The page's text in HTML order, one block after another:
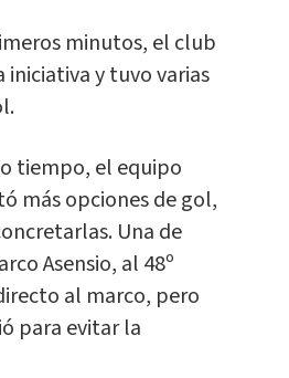
minutos, el club
iniciativa y tuvo varias
tiempo, el equipo
más opciones de gol,
Una de
Asensio, al 48º
al marco, pero
para evitar la